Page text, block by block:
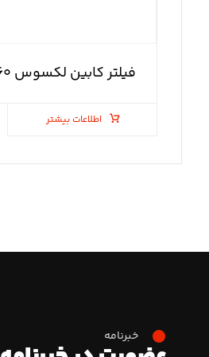
فیلتر کابین لکسوس gs۴۶۰ ( جی اس ۴۶۰ )
اطلاعات بیشتر
خبرنامه